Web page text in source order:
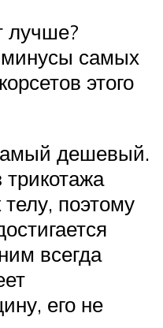
лучше?
самых
этого
дешевый.
поэтому
всегда
его не